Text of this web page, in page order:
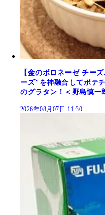
【金のボロネーゼ チー
ーズ"を神融合してポテ
のグラタン！＜野島慎一
2026年08月07日 11:30